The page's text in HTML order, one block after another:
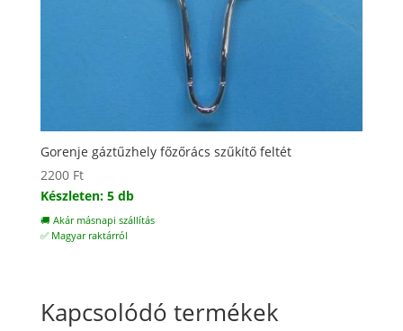
Gorenje gáztűzhely főzőrács szűkítő feltét
2200 Ft
Készleten: 5 db
🚚 Akár másnapi szállítás
✅ Magyar raktárról
Kapcsolódó termékek